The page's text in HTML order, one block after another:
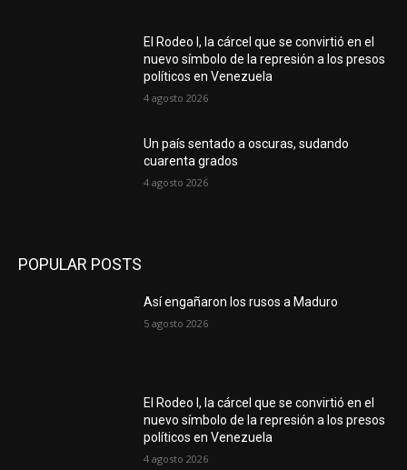
El Rodeo I, la cárcel que se convirtió en el
nuevo símbolo de la represión a los presos
políticos en Venezuela
4 agosto 2026
Un país sentado a oscuras, sudando
cuarenta grados
4 agosto 2026
POPULAR POSTS
Así engañaron los rusos a Maduro
5 agosto 2026
El Rodeo I, la cárcel que se convirtió en el
nuevo símbolo de la represión a los presos
políticos en Venezuela
4 agosto 2026